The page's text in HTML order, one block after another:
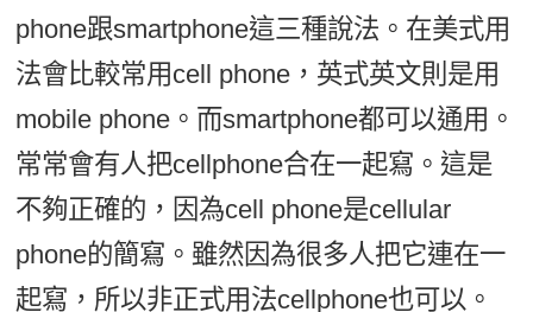
phone跟smartphone這三種說法。在美式用
法會比較常用cell phone，英式英文則是用
mobile phone。而smartphone都可以通用。
常常會有人把cellphone合在一起寫。這是
不夠正確的，因為cell phone是cellular
phone的簡寫。雖然因為很多人把它連在一
起寫，所以非正式用法cellphone也可以。